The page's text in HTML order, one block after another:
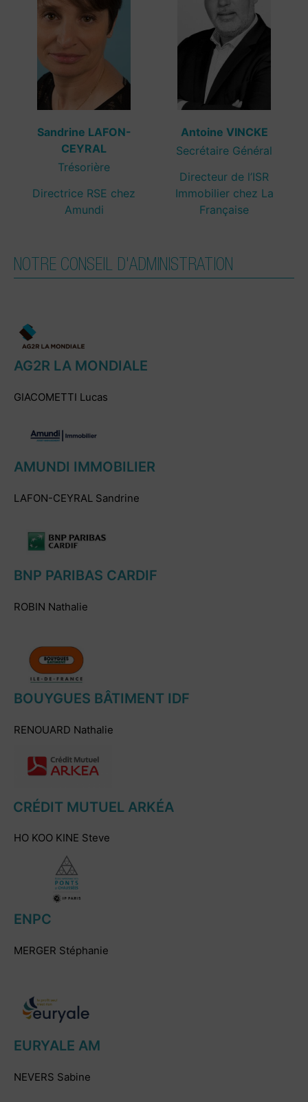
Sandrine LAFON-
CEYRAL
Trésorière
Directrice RSE chez
Amundi
Antoine VINCKE
Secrétaire Général
Directeur de l’ISR
Immobilier chez La
Française
NOTRE CONSEIL D'ADMINISTRATION
AG2R LA MONDIALE
GIACOMETTI Lucas
AMUNDI IMMOBILIER
LAFON-CEYRAL Sandrine
BNP PARIBAS CARDIF
ROBIN Nathalie
BOUYGUES BÂTIMENT IDF
RENOUARD Nathalie
CRÉDIT MUTUEL ARKÉA
HO KOO KINE Steve
ENPC
MERGER Stéphanie
EURYALE AM
NEVERS Sabine